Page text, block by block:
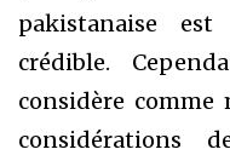
pakistanaise
crédible.
considère
considérations